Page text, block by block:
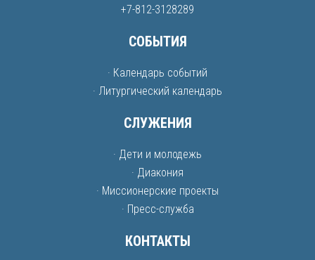
+7-812-3128289
СОБЫТИЯ
· Календарь событий
· Литургический календарь
СЛУЖЕНИЯ
· Дети и молодежь
· Диакония
· Миссионерские проекты
· Пресс-служба
КОНТАКТЫ